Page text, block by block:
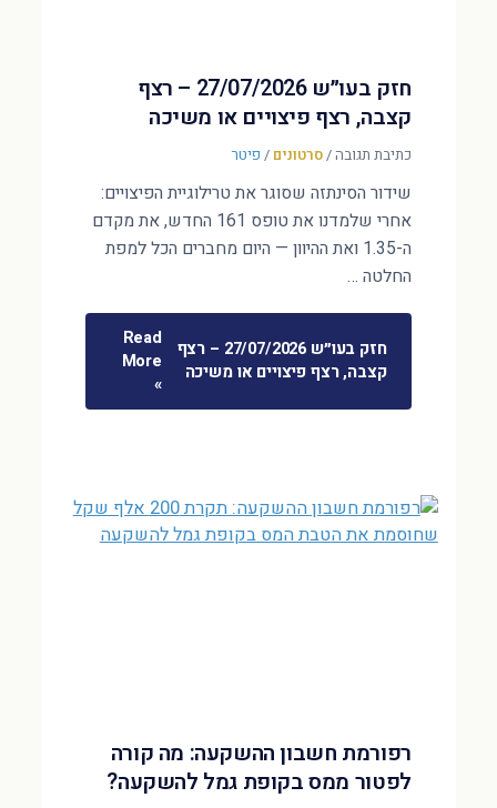
חזק בעו״ש 27/07/2026 – רצף
קצבה, רצף פיצויים או משיכה
כתיבת תגובה/סרטונים / פיטר
שידור הסינתזה שסוגר את טרילוגיית הפיצויים:
אחרי שלמדנו את טופס 161 החדש, את מקדם
ה-1.35 ואת ההיוון — היום מחברים הכל למפת
החלטה …
חזק בעו״ש 27/07/2026 – רצף
קצבה, רצף פיצויים או משיכה
Read
More
»
רפורמת חשבון ההשקעה: מה קורה
לפטור ממס בקופת גמל להשקעה?